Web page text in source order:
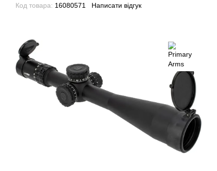
Код товара: 16080571 Написати відгук